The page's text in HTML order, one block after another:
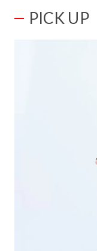
PICK UP